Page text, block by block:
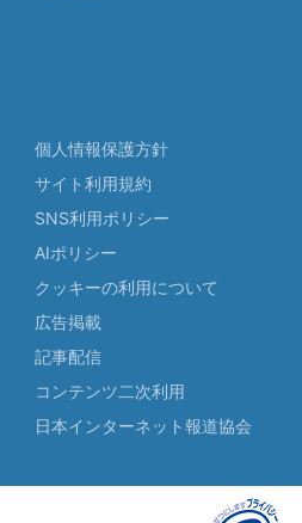
個人情報保護方針
サイト利用規約
SNS利用ポリシー
AIポリシー
クッキーの利用について
広告掲載
記事配信
コンテンツ二次利用
日本インターネット報道協会